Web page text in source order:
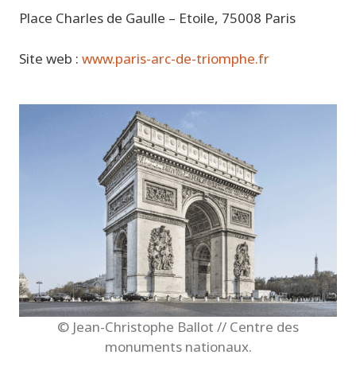
Place Charles de Gaulle – Etoile, 75008 Paris
Site web : www.paris-arc-de-triomphe.fr
© Jean-Christophe Ballot // Centre des
monuments nationaux.